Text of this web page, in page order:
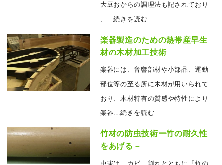
大豆おからの調理法も記されており
…続きを読む
楽器製造のための熱帯産早生
材の木材加工技術
楽器には、音響部材や小部品、運動
部位等の至る所に木材が用いられて
おり、木材特有の質感や特性により
楽器 …続きを読む
竹材の防虫技術ー竹の耐久性
をあげる－
虫害は、カビ、割れとともに「竹の